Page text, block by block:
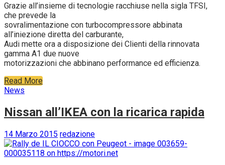
Grazie all’insieme di tecnologie racchiuse nella sigla TFSI,
che prevede la
sovralimentazione con turbocompressore abbinata
all’iniezione diretta del carburante,
Audi mette ora a disposizione dei Clienti della rinnovata
gamma A1 due nuove
motorizzazioni che abbinano performance ed efficienza.
Read More
News
Nissan all’IKEA con la ricarica rapida
14 Marzo 2015 redazione